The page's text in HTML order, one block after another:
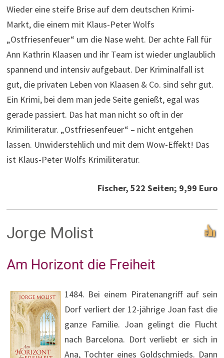
Wieder eine steife Brise auf dem deutschen Krimi-
Markt, die einem mit Klaus-Peter Wolfs
„Ostfriesenfeuer“ um die Nase weht. Der achte Fall für
Ann Kathrin Klaasen und ihr Team ist wieder unglaublich
spannend und intensiv aufgebaut. Der Kriminalfall ist
gut, die privaten Leben von Klaasen & Co. sind sehr gut.
Ein Krimi, bei dem man jede Seite genießt, egal was
gerade passiert. Das hat man nicht so oft in der
Krimiliteratur. „Ostfriesenfeuer“ – nicht entgehen
lassen. Unwiderstehlich und mit dem Wow-Effekt! Das
ist Klaus-Peter Wolfs Krimiliteratur.
Fischer, 522 Seiten; 9,99 Euro
Jorge Molist
Am Horizont die Freiheit
1484. Bei einem Piratenangriff auf sein
Dorf verliert der 12-jährige Joan fast die
ganze Familie. Joan gelingt die Flucht
nach Barcelona. Dort verliebt er sich in
Ana, Tochter eines Goldschmieds. Dann